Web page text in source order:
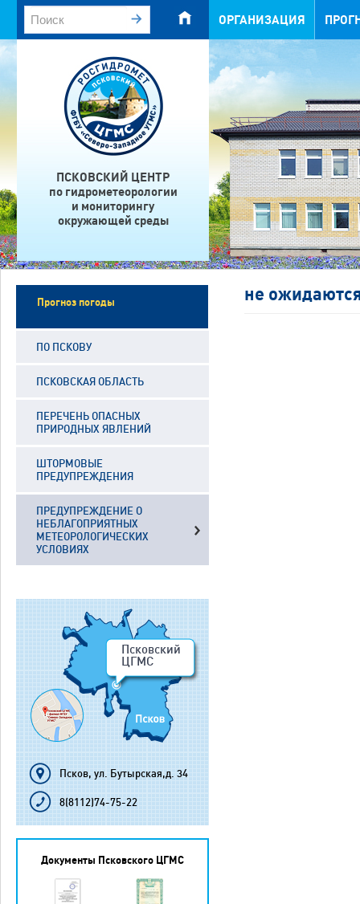
ОРГАНИЗАЦИЯ
ПСКОВСКИЙ ЦЕНТР
по гидрометеорологии
и мониторингу
окружающей среды
Прогноз погоды
ПО ПСКОВУ
ПСКОВСКАЯ ОБЛАСТЬ
ПЕРЕЧЕНЬ ОПАСНЫХ
ПРИРОДНЫХ ЯВЛЕНИЙ
ШТОРМОВЫЕ
ПРЕДУПРЕЖДЕНИЯ
ПРЕДУПРЕЖДЕНИЕ О
НЕБЛАГОПРИЯТНЫХ
МЕТЕОРОЛОГИЧЕСКИХ
УСЛОВИЯХ
Псковский
ЦГМС
Псков, ул. Бутырская,д. 34
8(8112)74-75-22
Документы Псковского ЦГМС
не